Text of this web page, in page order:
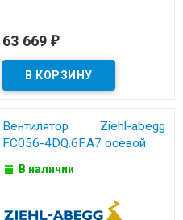
63 669 ₽
Вентилятор Ziehl-abegg
FC056-4DQ.6F.A7 осевой
В наличии